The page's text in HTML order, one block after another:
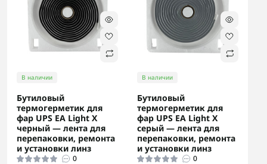
В наличии
Бутиловый
термогерметик для
фар UPS EA Light X
черный — лента для
перепаковки, ремонта
и установки линз
0
В наличии
Бутиловый
термогерметик для
фар UPS EA Light X
серый — лента для
перепаковки, ремонта
и установки линз
0